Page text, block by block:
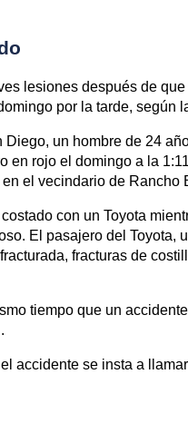
lesiones después de
por la tarde, según
un hombre de 24
en rojo el domingo a la
el vecindario de Rancho
con un Toyota
El pasajero del Toyota,
fracturas de
tiempo que un
accidente se insta a